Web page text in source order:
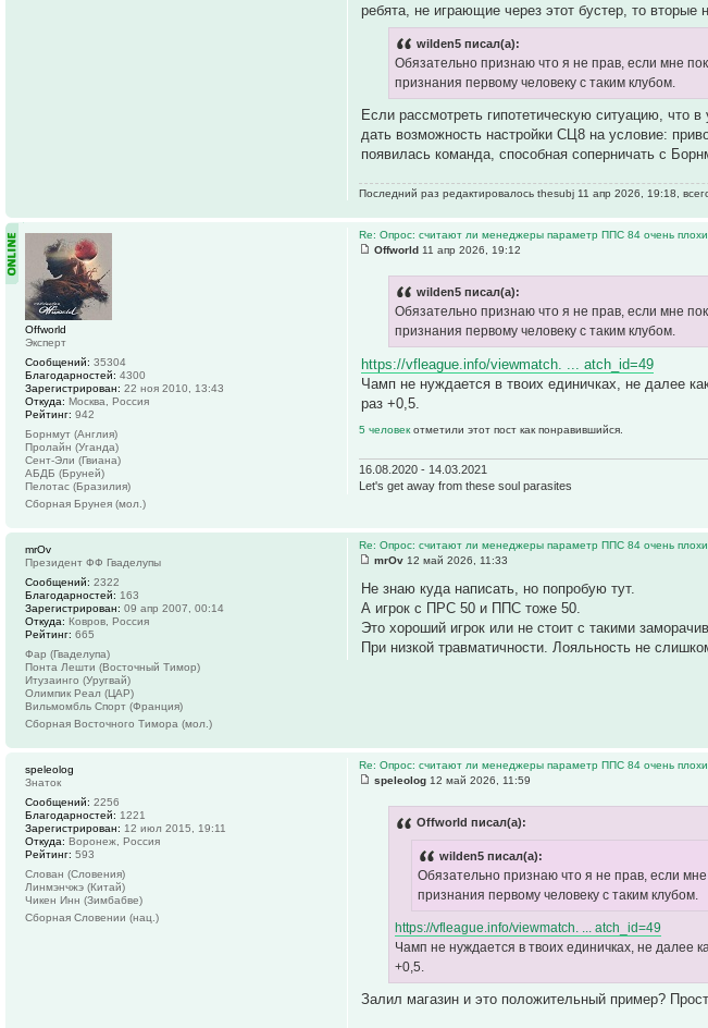
ребята, не играющие через этот бустер, то вторые
wilden5 писал(а):
Обязательно признаю что я не прав, если мне
признания первому человеку с таким клубом.
Если рассмотреть гипотетическую ситуацию, что
дать возможность настройки СЦ8 на условие:
появилась команда, способная соперничать с
Последний раз редактировалось thesubj 11 апр 2026, 19:18,
Re: Опрос: считают ли менеджеры параметр ППС 84 очень
Offworld 11 апр 2026, 19:12
wilden5 писал(а):
Обязательно признаю что я не прав, если мне
признания первому человеку с таким клубом.
https://vfleague.info/viewmatch. ... atch_id=49
Чамп не нуждается в твоих единичках, не далее
раз +0,5.
5 человекотметили этот пост как понравившийся.
16.08.2020 - 14.03.2021
Let's get away from these soul parasites
Offworld
Эксперт
Сообщений: 35304
Благодарностей: 4300
Зарегистрирован: 22 ноя 2010, 13:43
Откуда: Москва, Россия
Рейтинг: 942
Борнмут (Англия)
Пролайн (Уганда)
Сент-Эли (Гвиана)
АБДБ (Бруней)
Пелотас (Бразилия)
Сборная Брунея (мол.)
Re: Опрос: считают ли менеджеры параметр ППС 84 очень
mrOv 12 май 2026, 11:33
Не знаю куда написать, но попробую тут.
А игрок с ПРС 50 и ППС тоже 50.
Это хороший игрок или не стоит с такими
При низкой травматичности. Лояльность не
mrOv
Президент ФФ Гваделупы
Сообщений: 2322
Благодарностей: 163
Зарегистрирован: 09 апр 2007, 00:14
Откуда: Ковров, Россия
Рейтинг: 665
Фар (Гваделупа)
Понта Лешти (Восточный Тимор)
Итузаинго (Уругвай)
Олимпик Реал (ЦАР)
Вильмомбль Спорт (Франция)
Сборная Восточного Тимора (мол.)
Re: Опрос: считают ли менеджеры параметр ППС 84 очень
speleolog 12 май 2026, 11:59
Offworld писал(а):
wilden5 писал(а):
Обязательно признаю что я не прав, если
признания первому человеку с таким клубом.
https://vfleague.info/viewmatch. ... atch_id=49
Чамп не нуждается в твоих единичках, не далее
+0,5.
Залил магазин и это положительный пример?
speleolog
Знаток
Сообщений: 2256
Благодарностей: 1221
Зарегистрирован: 12 июл 2015, 19:11
Откуда: Воронеж, Россия
Рейтинг: 593
Слован (Словения)
Линмэнчжэ (Китай)
Чикен Инн (Зимбабве)
Сборная Словении (нац.)